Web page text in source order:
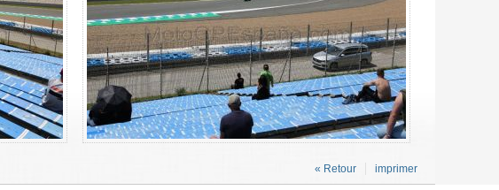
imprimer
« Retour